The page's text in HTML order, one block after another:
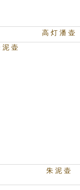
高 灯 潘 壶
朱 泥 壶